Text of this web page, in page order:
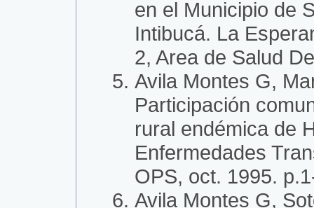
en el Municipio de
Intibucá. La
2, Area de Salud
Avila Montes G,
Participación
rural endémica de
Enfermedades
OPS, oct. 1995.
Avila Montes G,